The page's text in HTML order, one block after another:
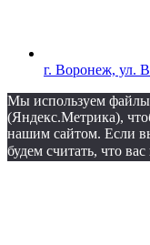
г. Воронеж, ул.
Мы используем
(Яндекс.Метрика),
нашим сайтом. Если
будем считать, что вас